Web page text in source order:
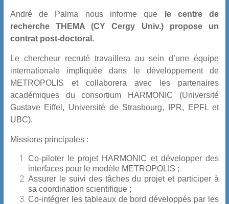
André de Palma nous informe que
le centre de
recherche THEMA (CY Cergy Univ.) propose un
contrat post-doctoral.
Le chercheur recruté travaillera au sein d’une équipe
internationale impliquée dans le développement de
METROPOLIS et collaborera avec les partenaires
académiques du consortium HARMONIC (Université
Gustave Eiffel, Université de Strasbourg, IPR, EPFL et
UBC).
Missions principales :
Co-piloter le projet HARMONIC et développer des
interfaces pour le modèle METROPOLIS ;
Assurer le suivi des tâches du projet et participer à
sa coordination scientifique ;
Co-intégrer les tableaux de bord développés par les